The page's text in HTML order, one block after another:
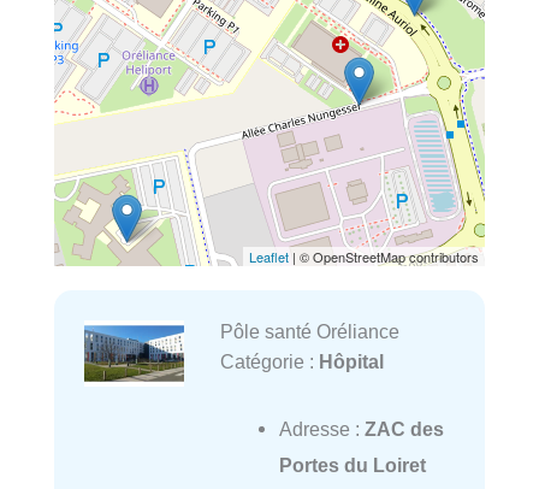
Leaflet | © OpenStreetMap contributors
Pôle santé Oréliance
Catégorie : Hôpital
Adresse : ZAC des
Portes du Loiret